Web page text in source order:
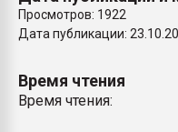
Просмотров: 1922
Дата публикации:
Время чтения
Время чтения: